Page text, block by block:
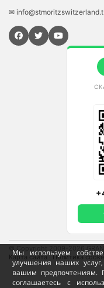
Мы используем
улучшения наших
вашим предпочтениям.
соглашаетесь с
✉
© Copyright 2009-2026
Карта сайта·Политика